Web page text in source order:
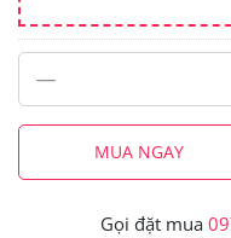
MUA NGAY
Gọi đặt mua